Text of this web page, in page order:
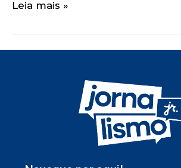
Leia mais »